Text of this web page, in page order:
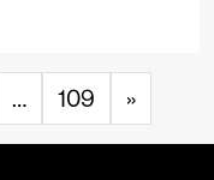
… 109 »